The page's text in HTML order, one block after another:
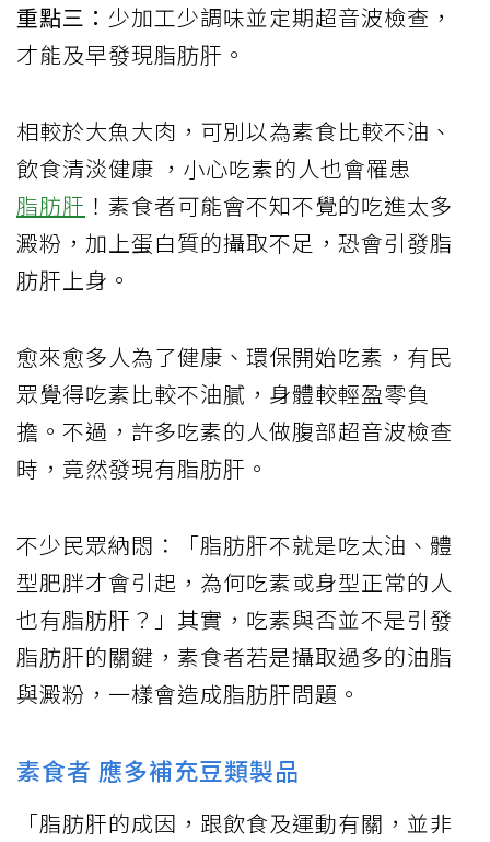
重點三： 少加工少調味並定期超音波檢查，
才能及早發現脂肪肝。
相較於大魚大肉，可別以為素食比較不油、
飲食清淡健康 ，小心吃素的人也會罹患
脂肪肝 ！素食者可能會不知不覺的吃進太多
澱粉，加上蛋白質的攝取不足，恐會引發脂
肪肝上身。
愈來愈多人為了健康、環保開始吃素，有民
眾覺得吃素比較不油膩，身體較輕盈零負
擔。不過，許多吃素的人做腹部超音波檢查
時，竟然發現有脂肪肝。
不少民眾納悶：「脂肪肝不就是吃太油、體
型肥胖才會引起，為何吃素或身型正常的人
也有脂肪肝？」其實，吃素與否並不是引發
脂肪肝的關鍵，素食者若是攝取過多的油脂
與澱粉，一樣會造成脂肪肝問題。
素食者 應多補充豆類製品
「脂肪肝的成因，跟飲食及運動有關，並非